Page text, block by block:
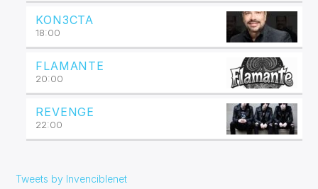
KON3CTA
18:00
FLAMANTE
20:00
REVENGE
22:00
Tweets by Invenciblenet